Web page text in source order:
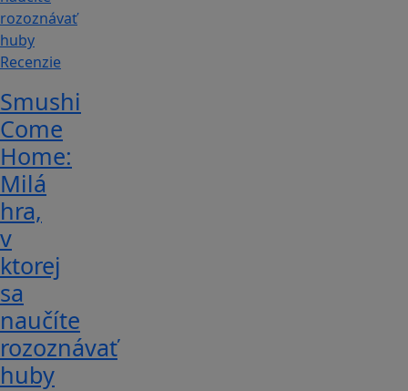
Recenzie
Smushi
Come
Home:
Milá
hra,
v
ktorej
sa
naučíte
rozoznávať
huby